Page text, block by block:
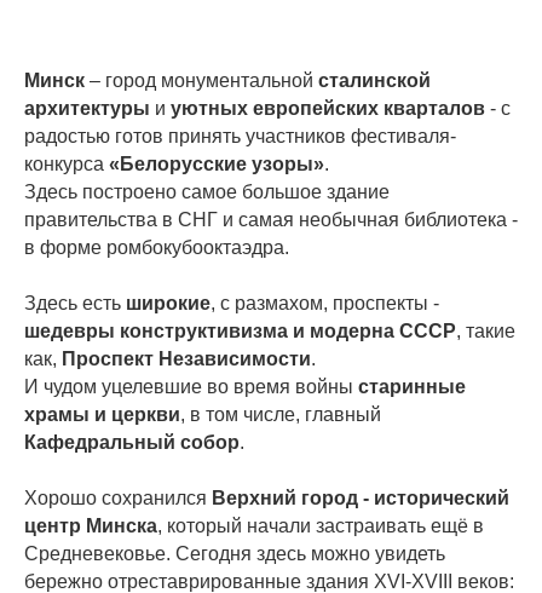
Минск – город монументальной сталинской
архитектуры и уютных европейских кварталов - с
радостью готов принять участников фестиваля-
конкурса «Белорусские узоры».
Здесь построено самое большое здание
правительства в СНГ и самая необычная библиотека -
в форме ромбокубооктаэдра.
Здесь есть широкие, с размахом, проспекты -
шедевры конструктивизма и модерна СССР, такие
как, Проспект Независимости.
И чудом уцелевшие во время войны старинные
храмы и церкви, в том числе, главный
Кафедральный собор.
Хорошо сохранился Верхний город - исторический
центр Минска, который начали застраивать ещё в
Средневековье. Сегодня здесь можно увидеть
бережно отреставрированные здания XVI-XVIII веков: